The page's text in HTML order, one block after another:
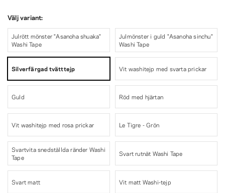
Välj variant:
Julrött mönster "Asanoha shuaka"
Washi Tape
Julmönster i guld "Asanoha sinchu"
Washi Tape
Silverfärgad tvätttejp Vit washitejp med svarta prickar
Guld Röd med hjärtan
Vit washitejp med rosa prickar Le Tigre - Grön
Svartvita snedställda ränder Washi
Tape
Svart rutnät Washi Tape
Svart matt Vit matt Washi-tejp